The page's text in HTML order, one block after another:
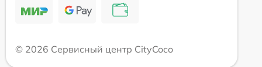
© 2026 Сервисный центр CityCoco